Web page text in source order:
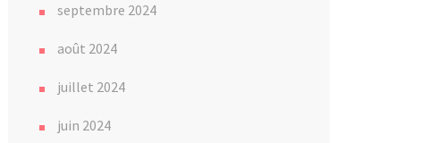
septembre 2024
août 2024
juillet 2024
juin 2024